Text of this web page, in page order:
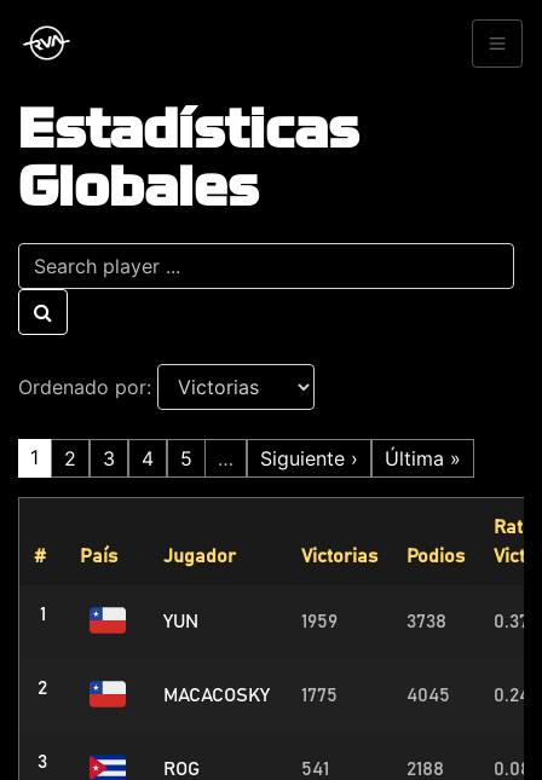
Estadísticas
Globales
Ordenado por:
1 2 3 4 5 … Siguiente › Última »
# País Jugador Victorias Podios
Ratio
1 YUN 1959 3738 0.37
2 MACACOSKY 1775 4045 0.24
3 ROG 541 2188 0.08